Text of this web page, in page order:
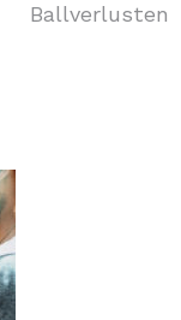
Ballverlusten